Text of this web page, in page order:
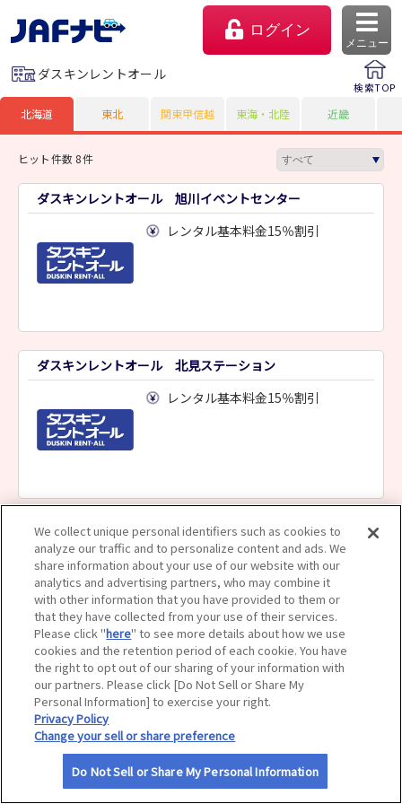
ログイン
メニュー
よくあるご質問
サイトマップ
ダスキンレントオール
検索TOP
北海道 東北 関東甲信越 東海・北陸 近畿
ヒット件数 8件
ダスキンレントオール 旭川イベントセンター
レンタル基本料金15％割引
ダスキンレントオール 北見ステーション
レンタル基本料金15％割引
ダスキンレントオール 釧路ステーション
レンタル基本料金15％割引
ダスキンレントオール 札幌イベントセンター
レンタル基本料金15％割引
We collect unique personal identifiers such as cookies to
analyze our traffic and to personalize content and ads. We
share information about your use of our website with our
analytics and advertising partners, who may combine it
with other information that you have provided to them or
that they have collected from your use of their services.
Please click "here" to see more details about how we use
cookies and the retention period of each cookie. You have
the right to opt out of our sharing of your information with
our partners. Please click [Do Not Sell or Share My
Personal Information] to exercise your right.
Privacy Policy
Change your sell or share preference
Do Not Sell or Share My Personal Information